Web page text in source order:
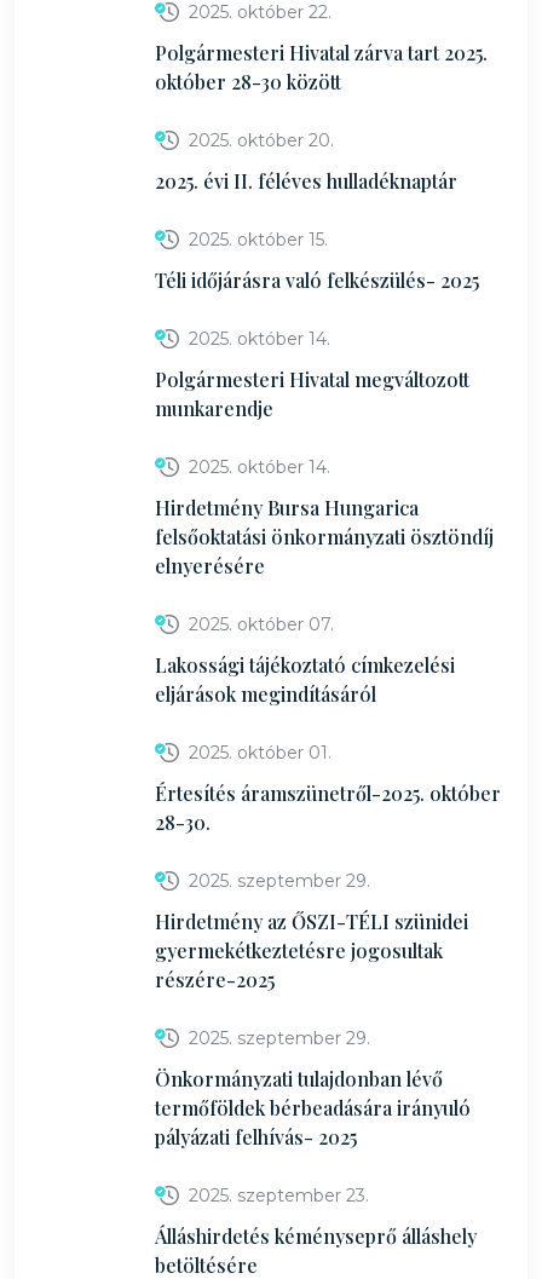
2025. október 22.
Polgármesteri Hivatal zárva tart 2025.
október 28-30 között
2025. október 20.
2025. évi II. féléves hulladéknaptár
2025. október 15.
Téli időjárásra való felkészülés- 2025
2025. október 14.
Polgármesteri Hivatal megváltozott
munkarendje
2025. október 14.
Hirdetmény Bursa Hungarica
felsőoktatási önkormányzati ösztöndíj
elnyerésére
2025. október 07.
Lakossági tájékoztató címkezelési
eljárások megindításáról
2025. október 01.
Értesítés áramszünetről-2025. október
28-30.
2025. szeptember 29.
Hirdetmény az ŐSZI-TÉLI szünidei
gyermekétkeztetésre jogosultak
részére-2025
2025. szeptember 29.
Önkormányzati tulajdonban lévő
termőföldek bérbeadására irányuló
pályázati felhívás- 2025
2025. szeptember 23.
Álláshirdetés kéményseprő álláshely
betöltésére